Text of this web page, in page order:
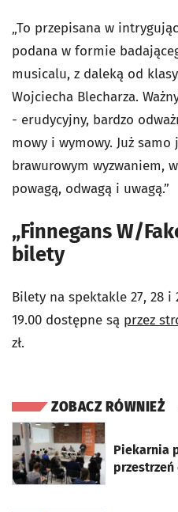
„To przepisana w
podana w formie
musicalu, z daleką od
Wojciecha Blecharza.
- erudycyjny, bardzo
mowy i wymowy. Już
brawurowym wyzwaniem,
powagą, odwagą i uwagą.”
„Finnegans W/
bilety
Bilety na spektakle 27, 28 i
19.00 dostępne są przez
zł.
ZOBACZ RÓWNIEŻ
Piekarnia
otworzy się w nowej karcie